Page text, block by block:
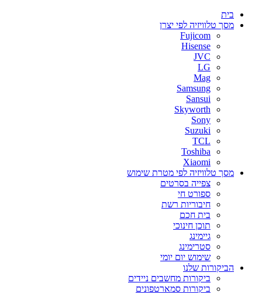
בית
מסך טלוויזיה לפי יצרן
Fujicom
Hisense
JVC
LG
Mag
Samsung
Sansui
Skyworth
Sony
Suzuki
TCL
Toshiba
Xiaomi
מסך טלוויזיה לפי מטרת שימוש
צפייה בסרטים
ספורט חי
חיבוריות רשת
בית חכם
תוכן חינוכי
גיימינג
סטרימינג
שימוש יום יומי
הביקורות שלנו
ביקורות מחשבים ניידים
ביקורות סמארטפונים